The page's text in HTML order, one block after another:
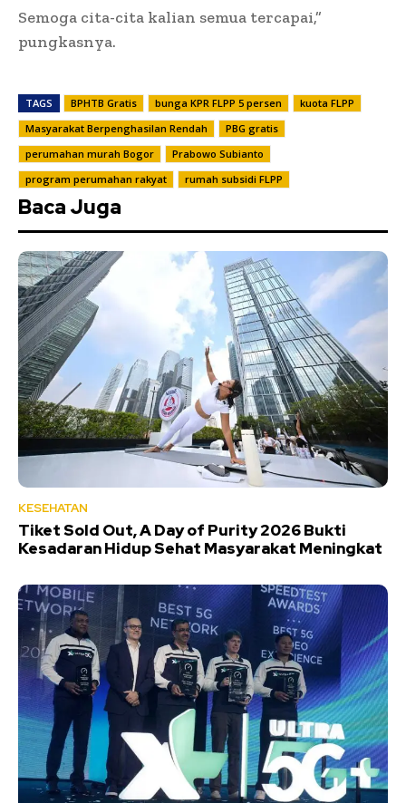
Semoga cita-cita kalian semua tercapai,”
pungkasnya.
TAGS BPHTB Gratis bunga KPR FLPP 5 persen
kuota FLPP
Masyarakat Berpenghasilan Rendah
PBG gratis
perumahan murah Bogor
Prabowo Subianto
program perumahan rakyat
rumah subsidi FLPP
Baca Juga
KESEHATAN
Tiket Sold Out, A Day of Purity 2026 Bukti
Kesadaran Hidup Sehat Masyarakat Meningkat